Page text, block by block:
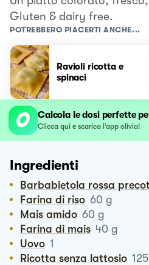
Gluten & dairy free.
POTREBBERO PIACERTI ANCHE...
Ravioli ricotta e
spinaci
Calcola le dosi perfette
Clicca qui e scarica l’app olivia!
Ingredienti
Barbabietola rossa
Farina di riso 60 g
Mais amido 60 g
Farina di mais 40 g
Uovo 1
Ricotta senza lattosio 125